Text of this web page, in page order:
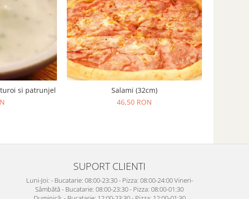
si patrunjel
Salami (32cm)
46,50 RON
SUPORT CLIENTI
Luni-Joi: - Bucatarie: 08:00-23:30 - Pizza: 08:00-24:00 Vineri-
Sâmbătă - Bucatarie: 08:00-23:30 - Pizza: 08:00-01:30